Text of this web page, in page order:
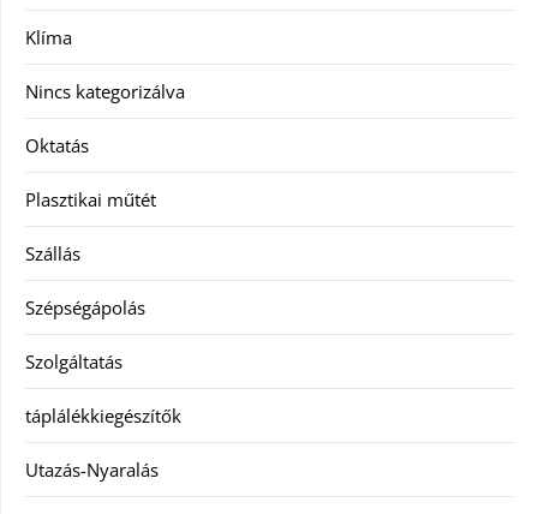
Klíma
Nincs kategorizálva
Oktatás
Plasztikai műtét
Szállás
Szépségápolás
Szolgáltatás
táplálékkiegészítők
Utazás-Nyaralás